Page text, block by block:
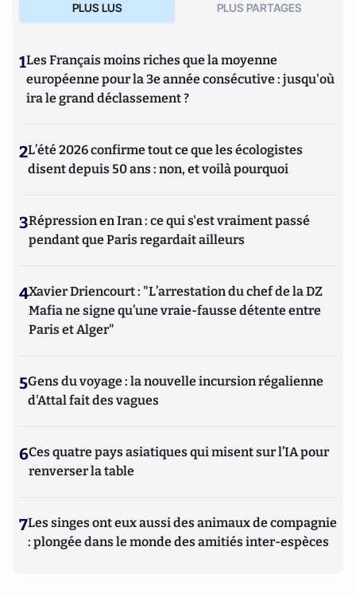
PLUS LUS PLUS PARTAGES
1Les Français moins riches que la moyenne
européenne pour la 3e année consécutive : jusqu'où
ira le grand déclassement ?
2L’été 2026 confirme tout ce que les écologistes
disent depuis 50 ans : non, et voilà pourquoi
3Répression en Iran : ce qui s'est vraiment passé
pendant que Paris regardait ailleurs
4Xavier Driencourt : "L’arrestation du chef de la DZ
Mafia ne signe qu’une vraie-fausse détente entre
Paris et Alger"
5Gens du voyage : la nouvelle incursion régalienne
d'Attal fait des vagues
6Ces quatre pays asiatiques qui misent sur l’IA pour
renverser la table
7Les singes ont eux aussi des animaux de compagnie
: plongée dans le monde des amitiés inter-espèces